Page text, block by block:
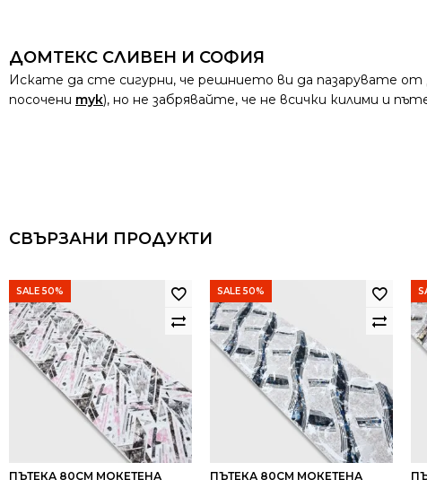
ДОМТЕКС СЛИВЕН И СОФИЯ
Искате да сте сигурни, че решнието ви да пазарувате
посочени тук), но не забрявайте, че не всички килими и
СВЪРЗАНИ ПРОДУКТИ
SALE 50%
ПЪТЕКА 80СМ МОКЕТЕНА
SALE 50%
ПЪТЕКА 80СМ МОКЕТЕНА